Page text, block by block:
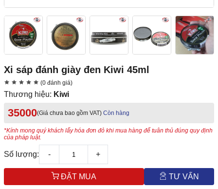
Xi sáp đánh giày đen Kiwi 45ml
(0 đánh giá)
Thương hiệu: Kiwi
35000(Giá chưa bao gồm VAT) Còn hàng
*Kính mong quý khách lấy hóa đơn đỏ khi mua hàng để tuân thủ đúng quy định
của pháp luật.
Số lượng: - +
ĐẶT MUA TƯ VẤN